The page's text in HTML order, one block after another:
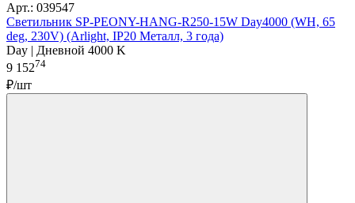
Арт.: 039547
Светильник SP-PEONY-HANG-R250-15W Day4000 (WH, 65
deg, 230V) (Arlight, IP20 Металл, 3 года)
Day | Дневной 4000 K
9 15274
₽/шт